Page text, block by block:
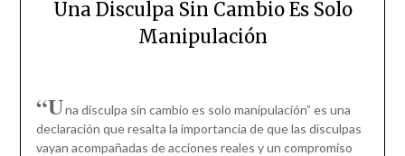
Una Disculpa Sin Cambio Es Solo
Manipulación
“Una disculpa sin cambio es solo manipulación” es una
declaración que resalta la importancia de que las disculpas
vayan acompañadas de acciones reales y un compromiso